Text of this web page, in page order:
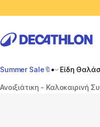
Summer Sale🔖 Είδη
Αρχική σελίδα
Ανοιξιάτικη - Καλοκαιρινή